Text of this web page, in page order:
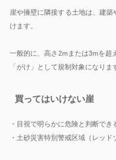
崖や擁壁に隣接する土地は、建
けます。
一般的に、高さ2mまたは3mを超
「がけ」として規制対象になりま
買ってはいけない崖
・目視で明らかに危険と判断でき
・土砂災害特別警戒区域（レッド